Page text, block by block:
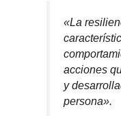
«La
acciones
y
persona».